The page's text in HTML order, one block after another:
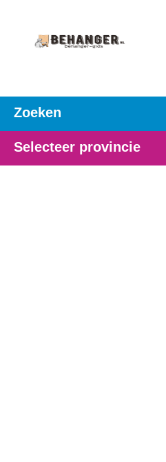
Zoeken
Selecteer provincie